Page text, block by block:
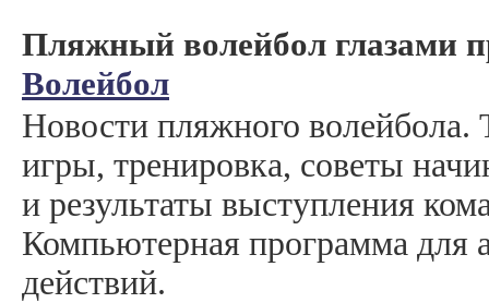
Пляжный волейбол глазами
Волейбол
Новости пляжного волейбола.
игры, тренировка, советы
и результаты выступления
Компьютерная программа для
действий.